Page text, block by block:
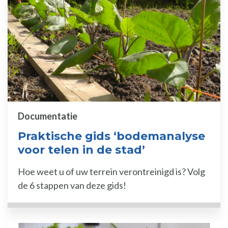
Praktische gids ‘bodemanalyse
voor telen in de stad’
Documentatie
Hoe weet u of uw terrein verontreinigd is? Volg
de 6 stappen van deze gids!